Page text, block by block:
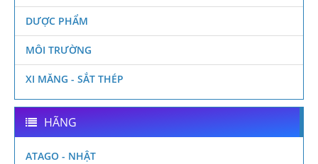
DƯỢC PHẨM
MÔI TRƯỜNG
XI MĂNG - SẮT THÉP
HÃNG
ATAGO - NHẬT